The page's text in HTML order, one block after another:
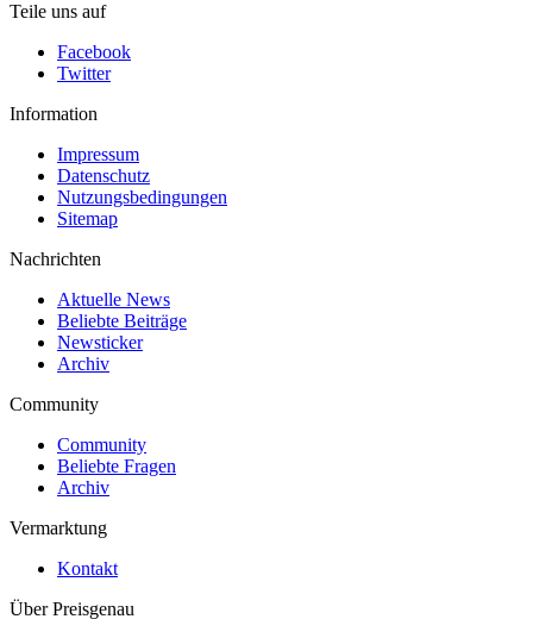
Teile uns auf
Facebook
Twitter
Information
Impressum
Datenschutz
Nutzungsbedingungen
Sitemap
Nachrichten
Aktuelle News
Beliebte Beiträge
Newsticker
Archiv
Community
Community
Beliebte Fragen
Archiv
Vermarktung
Kontakt
Über Preisgenau